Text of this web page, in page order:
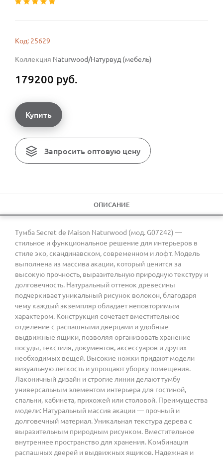
Код: 25629
Коллекция Naturwood/Натурвуд (мебель)
179200 руб.
Купить
Запросить оптовую цену
ОПИСАНИЕ
Тумба Secret de Maison Naturwood (мод. G07242) —
стильное и функциональное решение для интерьеров в
стиле эко, скандинавском, современном и лофт. Модель
выполнена из массива акации, который ценится за
высокую прочность, выразительную природную текстуру и
долговечность. Натуральный оттенок древесины
подчеркивает уникальный рисунок волокон, благодаря
чему каждый экземпляр обладает неповторимым
характером. Конструкция сочетает вместительное
отделение с распашными дверцами и удобные
выдвижные ящики, позволяя организовать хранение
посуды, текстиля, документов, аксессуаров и других
необходимых вещей. Высокие ножки придают модели
визуальную легкость и упрощают уборку помещения.
Лаконичный дизайн и строгие линии делают тумбу
универсальным элементом интерьера для гостиной,
спальни, кабинета, прихожей или столовой. Преимущества
модели: Натуральный массив акации — прочный и
долговечный материал. Уникальная текстура дерева с
выразительным природным рисунком. Вместительное
внутреннее пространство для хранения. Комбинация
распашных дверей и выдвижных ящиков. Надежная и